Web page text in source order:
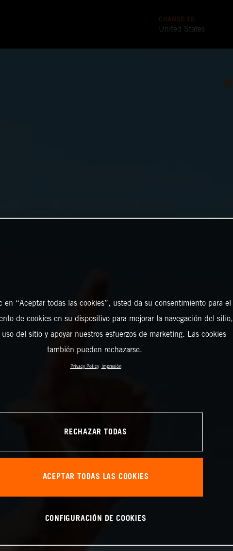
CHANGE TO
United States
en “Aceptar todas las cookies”, usted da su consentimiento para el
de cookies en su dispositivo para mejorar la navegación del sitio,
del sitio y apoyar nuestros esfuerzos de marketing. Las cookies
también pueden rechazarse.
Privacy Policy Impresión
RECHAZAR TODAS
ACEPTAR TODAS LAS COOKIES
CONFIGURACIÓN DE COOKIES